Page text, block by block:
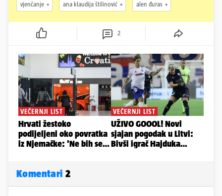
vjenčanje ana klaudija štilinović alen đuras
2
Komentari 2